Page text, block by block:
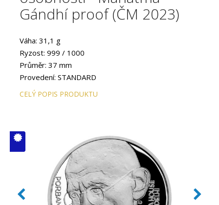
Gándhí proof (ČM 2023)
Váha: 31,1 g
Ryzost: 999 / 1000
Průměr: 37 mm
Provedení: STANDARD
CELÝ POPIS PRODUKTU
V ČM zcela